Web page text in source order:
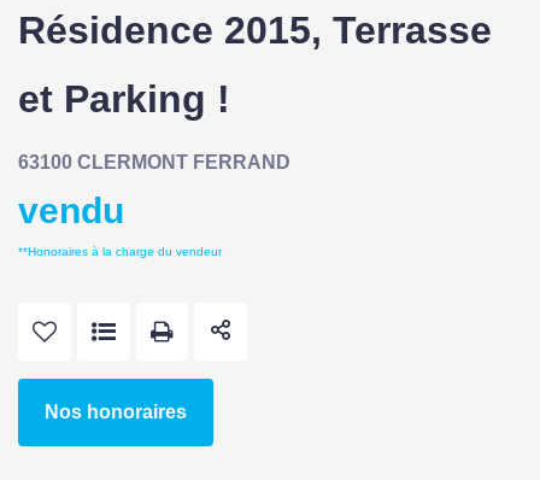
Résidence 2015, Terrasse
et Parking !
63100 CLERMONT FERRAND
vendu
**Honoraires à la charge du vendeur
Nos honoraires